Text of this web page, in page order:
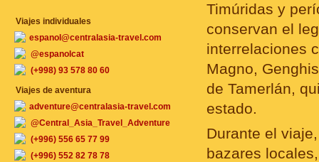
Timúridas y
conservan el
interrelaciones
Magno,
de Tamerlán,
estado.
Durante el
bazares
Viajes individuales
espanol@centralasia-travel.com
@espanolcat
(+998) 93 578 80 60
Viajes de aventura
adventure@centralasia-travel.com
@Central_Asia_Travel_Adventure
(+996) 556 65 77 99
(+996) 552 82 78 78